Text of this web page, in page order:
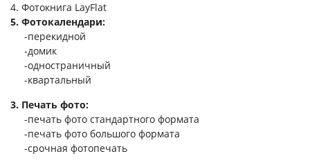
Услуги и сервис
Магазин
4. Фотокнига LayFlat
5. Фотокалендари:
-перекидной
-домик
-одностраничный
-квартальный
3. Печать фото:
-печать фото стандартного формата
-печать фото большого формата
-срочная фотопечать